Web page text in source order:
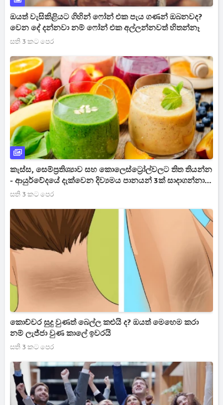
ඔයත් වැසිකිළියට ගිහින් ෆෝන් එක පැය ගණන් ඔබනවද?
වෙන දේ දන්නවා නම් ෆෝන් එක අල්ලන්නවත් හිතන්නෑ
සති 3 කට පෙර
කැස්ස, සෙම්ප්‍රතිශ්‍යාව සහ කොලෙස්ට්‍රෝල්වලට තිත තියන්න
- ආයුර්වේදයේ දැක්වෙන දිව්‍යමය පානයන් 3ක් සාදාගන්නා
හැටි මෙන්න
සති 3 කට පෙර
කොච්චර සුදු වුණත් බෙල්ල කළුයි ද? ඔයත් මෙහෙම කරා
නම් ලැජ්ජා වුණ කාලේ ඉවරයි
සති 3 කට පෙර